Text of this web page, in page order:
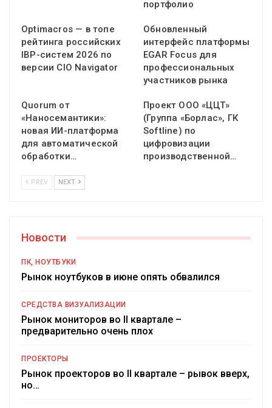
портфолио
Optimacros — в топе
рейтинга российских
IBP-систем 2026 по
версии CIO Navigator
Обновленный
интерфейс платформы
EGAR Focus для
профессиональных
участников рынка
Quorum от
«Наносемантики»:
новая ИИ-платформа
для автоматической
обработки…
Проект ООО «ЦЦТ»
(Группа «Борлас», ГК
Softline) по
цифровизации
производственной…
PREV NEXT
Новости
ПК, НОУТБУКИ
Рынок ноутбуков в июне опять обвалился
СРЕДСТВА ВИЗУАЛИЗАЦИИ
Рынок мониторов во II квартале –
предварительно очень плох
ПРОЕКТОРЫ
Рынок проекторов во II квартале – рывок вверх,
но…